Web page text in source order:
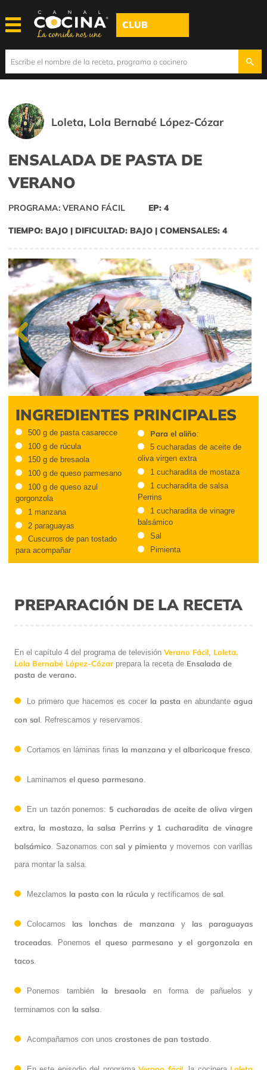
CLUB
Loleta, Lola Bernabé López-Cózar
ENSALADA DE PASTA DE
VERANO
PROGRAMA: VERANO FÁCIL EP: 4
TIEMPO: BAJO | DIFICULTAD: BAJO | COMENSALES: 4
Previous
INGREDIENTES PRINCIPALES
500 g de pasta casarecce
100 g de rúcula
150 g de bresaola
100 g de queso parmesano
100 g de queso azul
gorgonzola
1 manzana
2 paraguayas
Cuscurros de pan tostado
para acompañar
Para el aliño:
5 cucharadas de aceite de
oliva virgen extra
1 cucharadita de mostaza
1 cucharadita de salsa
Perrins
1 cucharadita de vinagre
balsámico
Sal
Pimienta
PREPARACIÓN DE LA RECETA
En el capítulo 4 del programa de televisión Verano Fácil, Loleta,
Lola Bernabé López-Cózar prepara la receta de Ensalada de
pasta de verano.
Lo primero que hacemos es cocer la pasta en abundante agua
con sal. Refrescamos y reservamos.
Cortamos en láminas finas la manzana y el albaricoque fresco.
Laminamos el queso parmesano.
En un tazón ponemos: 5 cucharadas de aceite de oliva virgen
extra, la mostaza, la salsa Perrins y 1 cucharadita de vinagre
balsámico. Sazonamos consal y pimienta y movemos con varillas
para montar la salsa.
Mezclamos la pasta con la rúcula y rectificamos de sal.
Colocamos las lonchas de manzana y las paraguayas
troceadas. Ponemos el queso parmesano y el gorgonzola en
tacos.
Ponemos tambiénla bresaola en forma de pañuelos y
terminamos con la salsa.
Acompañamos con unos crostones de pan tostado.